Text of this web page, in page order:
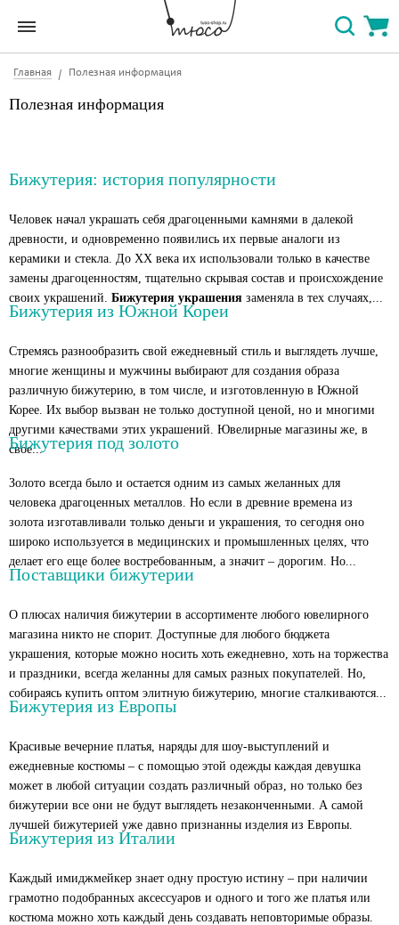
Главная Полезная информация
Полезная информация
Бижутерия: история популярности
Человек начал украшать себя драгоценными камнями в далекой
древности, и одновременно появились их первые аналоги из
керамики и стекла. До XX века их использовали только в качестве
замены драгоценностям, тщательно скрывая состав и происхождение
своих украшений. Бижутерия украшения заменяла в тех случаях,...
Бижутерия из Южной Кореи
Стремясь разнообразить свой ежедневный стиль и выглядеть лучше,
многие женщины и мужчины выбирают для создания образа
различную бижутерию, в том числе, и изготовленную в Южной
Корее. Их выбор вызван не только доступной ценой, но и многими
другими качествами этих украшений. Ювелирные магазины же, в
свое...
Бижутерия под золото
Золото всегда было и остается одним из самых желанных для
человека драгоценных металлов. Но если в древние времена из
золота изготавливали только деньги и украшения, то сегодня оно
широко используется в медицинских и промышленных целях, что
делает его еще более востребованным, а значит – дорогим. Но...
Поставщики бижутерии
О плюсах наличия бижутерии в ассортименте любого ювелирного
магазина никто не спорит. Доступные для любого бюджета
украшения, которые можно носить хоть ежедневно, хоть на торжества
и праздники, всегда желанны для самых разных покупателей. Но,
собираясь купить оптом элитную бижутерию, многие сталкиваются...
Бижутерия из Европы
Красивые вечерние платья, наряды для шоу-выступлений и
ежедневные костюмы – с помощью этой одежды каждая девушка
может в любой ситуации создать различный образ, но только без
бижутерии все они не будут выглядеть незаконченными. А самой
лучшей бижутерией уже давно признанны изделия из Европы.
Бижутерия из Италии
Каждый имиджмейкер знает одну простую истину – при наличии
грамотно подобранных аксессуаров и одного и того же платья или
костюма можно хоть каждый день создавать неповторимые образы.